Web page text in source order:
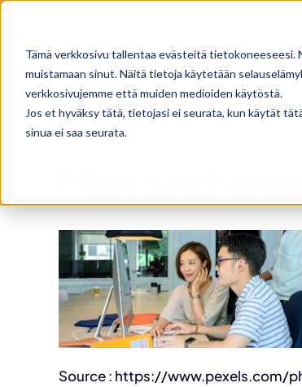
Tämä verkkosivu tallentaa evästeitä
muistamaan sinut. Näitä tietoja käytetään
verkkosivujemme että muiden medioiden käytöstä.
Jos et hyväksy tätä, tietojasi ei seurata, kun käytät
sinua ei saa seurata.
Skip
content
Man and
Source : https://